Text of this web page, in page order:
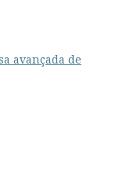
avançada de